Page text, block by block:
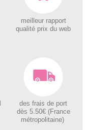
meilleur rapport
qualité prix du web
des frais de port
dès 5.50€ (France
métropolitaine)